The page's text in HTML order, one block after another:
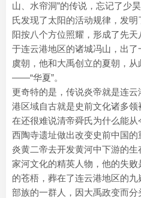
山、水帘洞”的传说，忘记了少
氏发现了太阳的活动规律，发
阳按八个方位照耀，形成了先
于连云港地区的诸城冯山，出
虞朝，他和大禹创立的夏朝，
——“华夏”。
更奇特的是，传说炎帝就是连
港区域自古就是史前文化诸多
在还很难说清帝舜氏为什么能
西陶寺遗址做出改变史前中国
炎黄二帝去开发黄河中下游的
家河文化的精英人物，他的失
的苍梧，葬在了连云港地区的
部族的一群人，因大禹政变而